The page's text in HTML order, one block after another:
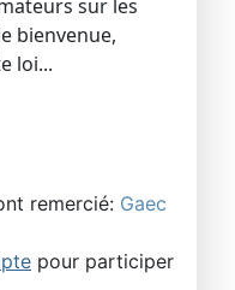
sur les
bienvenue,
loi...
remercié: Gaec
pour participer